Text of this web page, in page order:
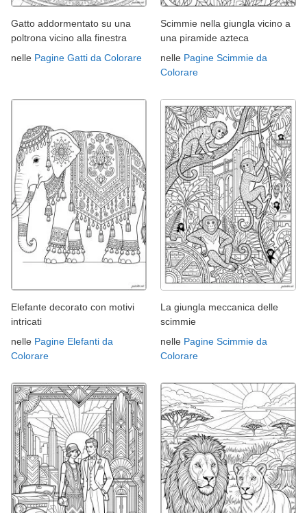
Gatto addormentato su una
poltrona vicino alla finestra
nelle Pagine Gatti da Colorare
Scimmie nella giungla vicino a
una piramide azteca
nelle Pagine Scimmie da
Colorare
Elefante decorato con motivi
intricati
nelle Pagine Elefanti da
Colorare
La giungla meccanica delle
scimmie
nelle Pagine Scimmie da
Colorare